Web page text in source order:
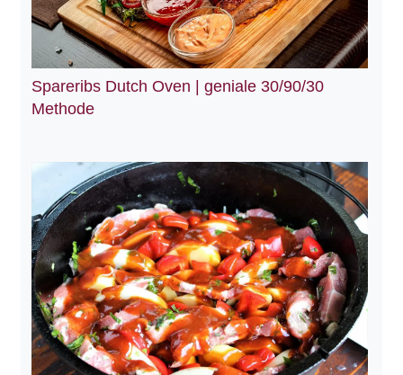
Spareribs Dutch Oven | geniale 30/90/30
Methode